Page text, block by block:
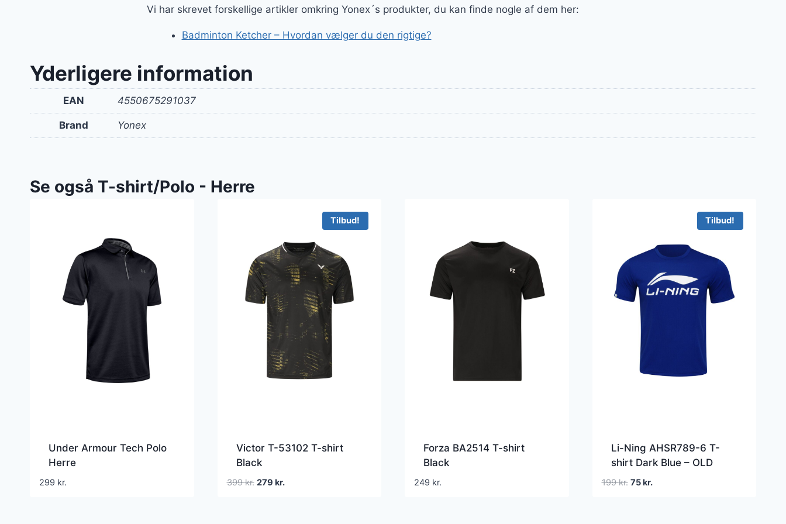
599 kr..549 kr..
Vi har skrevet forskellige artikler omkring Yonex´s produkter, du kan finde nogle af dem her:
Badminton Ketcher – Hvordan vælger du den rigtige?
Yderligere information
EAN 4550675291037
Brand Yonex
Se også T-shirt/Polo - Herre
Under Armour Tech Polo
Herre
299 kr.
Tilbud!
Victor T-53102 T-shirt
Black
399kr. Den
279 kr.Den
Forza BA2514 T-shirt
Black
249 kr.
Tilbud!
Li-Ning AHSR789-6 T-
shirt Dark Blue – OLD
199kr. Den
75kr.Den